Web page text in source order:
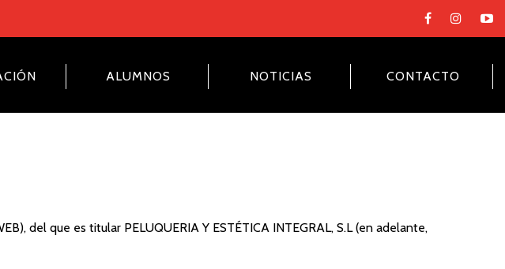
ALUMNOS NOTICIAS CONTACTO
del que es titular PELUQUERIA Y ESTÉTICA INTEGRAL, S.L (en adelante,